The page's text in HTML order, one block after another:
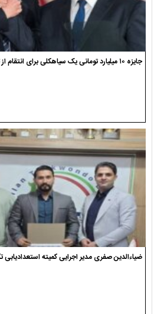
جایزه ۱۰ میلیارد تومانی یک سیاهکلی برای انتقام از ترامپ و نتانیاهو
ضیاءالدین صفری مدیر اجرایی کمیته استعدادیابی